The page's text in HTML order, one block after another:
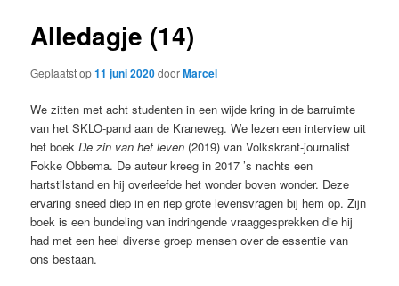
Alledagje (14)
Geplaatst op11 juni 2020doorMarcel
We zitten met acht studenten in een wijde kring in de barruimte
van het SKLO-pand aan de Kraneweg. We lezen een interview uit
het boekDe zin van het leven (2019) van Volkskrant-journalist
Fokke Obbema. De auteur kreeg in 2017 ’s nachts een
hartstilstand en hij overleefde het wonder boven wonder. Deze
ervaring sneed diep in en riep grote levensvragen bij hem op. Zijn
boek is een bundeling van indringende vraaggesprekken die hij
had met een heel diverse groep mensen over de essentie van
ons bestaan.